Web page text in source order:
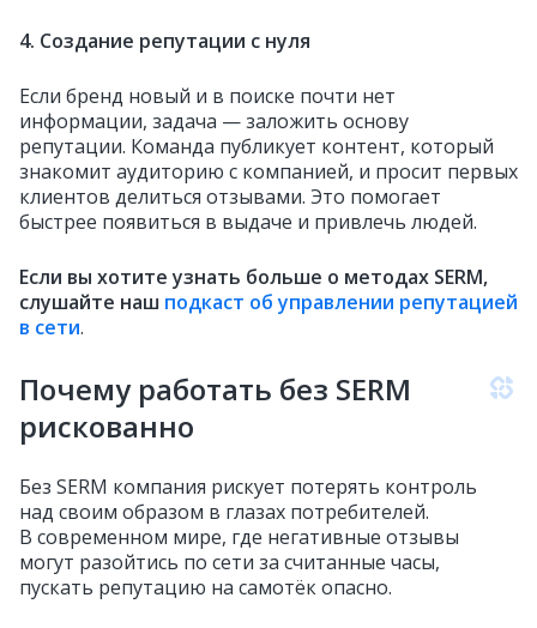
4. Создание репутации с нуля
Если бренд новый и в поиске почти нет
информации, задача — заложить основу
репутации. Команда публикует контент, который
знакомит аудиторию с компанией, и просит первых
клиентов делиться отзывами. Это помогает
быстрее появиться в выдаче и привлечь людей.
Если вы хотите узнать больше о методах SERM,
слушайте наш подкаст об управлении репутацией
в сети.
Почему работать без SERM
рискованно
Без SERM компания рискует потерять контроль
над своим образом в глазах потребителей.
В современном мире, где негативные отзывы
могут разойтись по сети за считанные часы,
пускать репутацию на самотёк опасно.